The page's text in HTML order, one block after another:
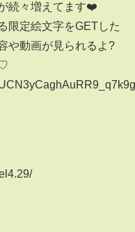
続々増えてます❤️
限定絵文字をGETした
や動画が見られるよ?